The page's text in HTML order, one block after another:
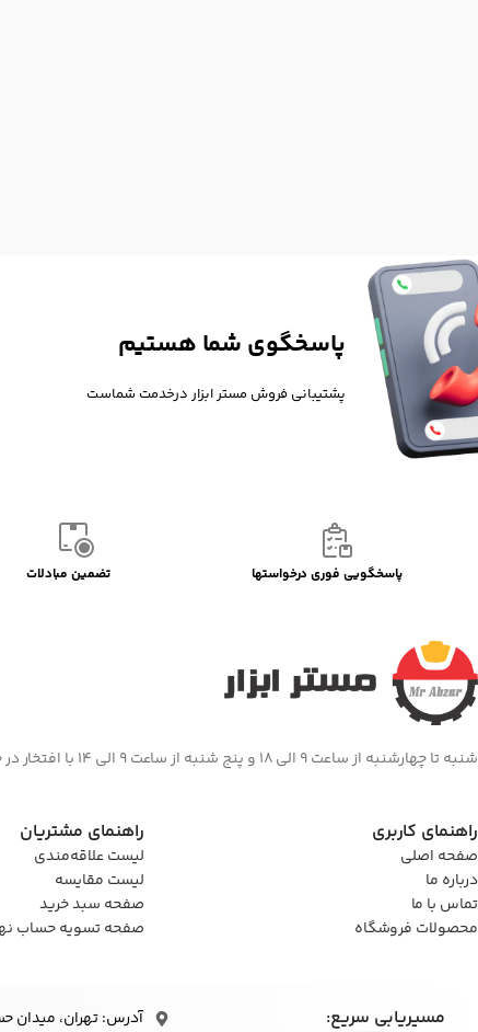
پاسخگوی شما هستیم
پشتیبانی فروش مستر ابزار درخدمت شماست
پاسخگویی فوری درخواستها تضمین مبادلات
شنبه تا چهارشنبه از ساعت 9 الی 18 و پنج شنبه از ساعت 9 الی 14 با افتخار در خدمت شما هستیم
راهنمای کاربری
صفحه اصلی
درباره ما
تماس با ما
محصولات فروشگاه
راهنمای مشتریان
لیست علاقه‌مندی
لیست مقایسه
صفحه سبد خرید
صفحه تسویه حساب
مسیریابی سریع: آدرس: تهران، میدان